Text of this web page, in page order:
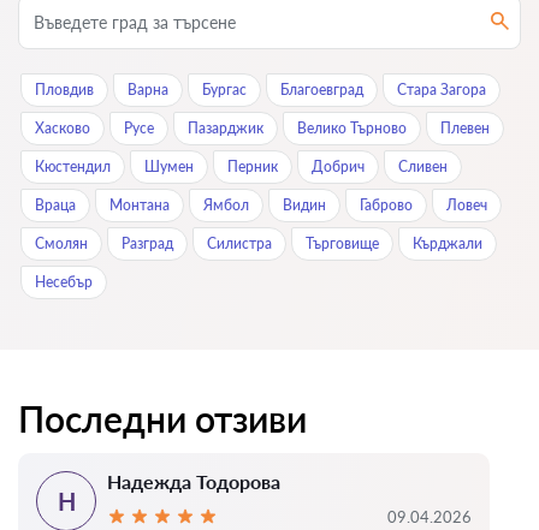
Пловдив Варна Бургас Благоевград Стара Загора
Хасково Русе Пазарджик Велико Търново Плевен
Кюстендил Шумен Перник Добрич Сливен
Враца Монтана Ямбол Видин Габрово Ловеч
Смолян Разград Силистра Търговище Кърджали
Нeсeбър
Последни отзиви
Н
Надежда Тодорова
09.04.2026